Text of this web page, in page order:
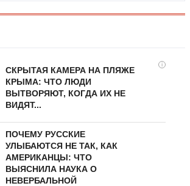
i
СКРЫТАЯ КАМЕРА НА ПЛЯЖЕ
КРЫМА: ЧТО ЛЮДИ
ВЫТВОРЯЮТ, КОГДА ИХ НЕ
ВИДЯТ...
ПОЧЕМУ РУССКИЕ
УЛЫБАЮТСЯ НЕ ТАК, КАК
АМЕРИКАНЦЫ: ЧТО
ВЫЯСНИЛА НАУКА О
НЕВЕРБАЛЬНОЙ